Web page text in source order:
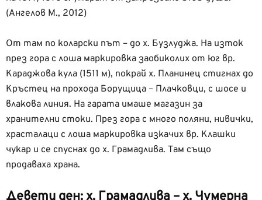
(Ангелов М., 2012)
От там по коларски път – до х. Бузлуджа. На изток
през гора с лоша маркировка заобиколих от юг вр.
Караджова кула (1511 м), покрай х. Планинец стигнах до
Кръстец на прохода Борущица – Плачковци, с шосе и
влакова линия. На гарата имаше магазин за
хранителни стоки. През гора с много поляни, нивички,
храсталаци с лоша маркировка изкачих вр. Клашки
чукар и се спуснах до х. Грамадлива. Там също
продаваха храна.